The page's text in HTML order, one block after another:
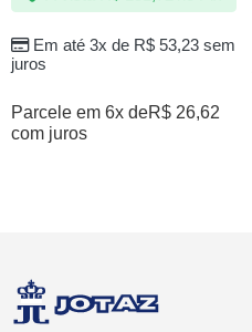
Em até 3x de R$53,23sem
juros
Parcele em 6x deR$ 26,62
com juros